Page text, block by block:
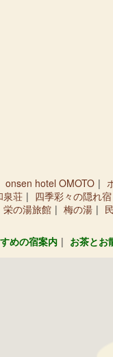
onsen hotel OMOTO
泉荘 四季彩々の隠れ
栄の湯旅館 梅の湯
めの宿案内 お茶とお